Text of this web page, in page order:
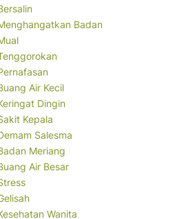
Badan
Air Kecil
Dingin
Kepala
Salesma
Meriang
Air Besar
Wanita